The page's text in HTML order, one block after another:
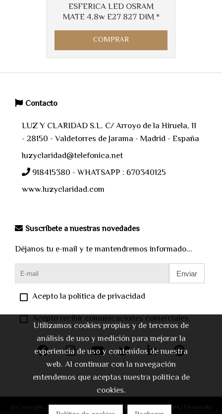
ESFERICA LED OSRAM
MATE 4,8w E27 827 DIM *
COMPRAR
Contacto
LUZ Y CLARIDAD S.L. C/ Arroyo de la Hiruela, 11
- 28150 - Valdetorres de Jarama - Madrid - España
luzyclaridad@telefonica.net
918415380 - WHATSAPP : 670340125
www.luzyclaridad.com
Suscríbete a nuestras novedades
Déjanos tu e-mail y te mantendremos informado...
Enviar
Acepto la política de privacidad
Acepto recibir comunicaciones comerciales.
© Copyright 2026 |Aviso legal|Política de privacidad|Cookies| Desarrollo
Utilizamos cookies propias y de terceros de
análisis de uso y medición para mejorar la
experiencia de uso y contenidos de nuestra
web. Al continuar con la navegación
entendemos que aceptas nuestra política de
cookies.